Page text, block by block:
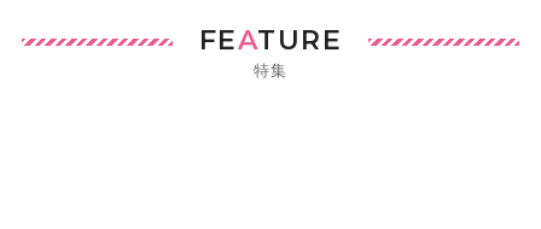
FEATURE
特集